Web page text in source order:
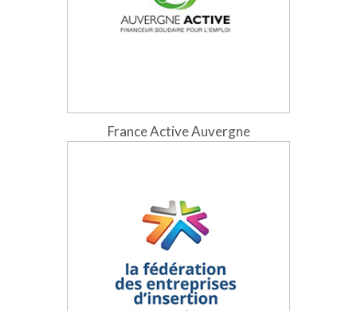
France Active Auvergne